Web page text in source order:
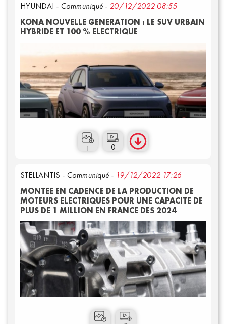
Vidéos
HYUNDAI - Communiqué - 20/12/2022 08:55
KONA NOUVELLE GENERATION : LE SUV URBAIN
HYBRIDE ET 100 % ELECTRIQUE
0
1
STELLANTIS - Communiqué - 19/12/2022 17:26
MONTEE EN CADENCE DE LA PRODUCTION DE
MOTEURS ELECTRIQUES POUR UNE CAPACITE DE
PLUS DE 1 MILLION EN FRANCE DES 2024